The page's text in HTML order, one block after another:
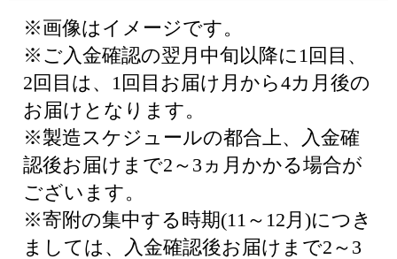
※画像はイメージです。
※ご入金確認の翌月中旬以降に1回目、
2回目は、1回目お届け月から4カ月後の
お届けとなります。
※製造スケジュールの都合上、入金確
認後お届けまで2～3ヵ月かかる場合が
ございます。
※寄附の集中する時期(11～12月)につき
ましては、入金確認後お届けまで2～3